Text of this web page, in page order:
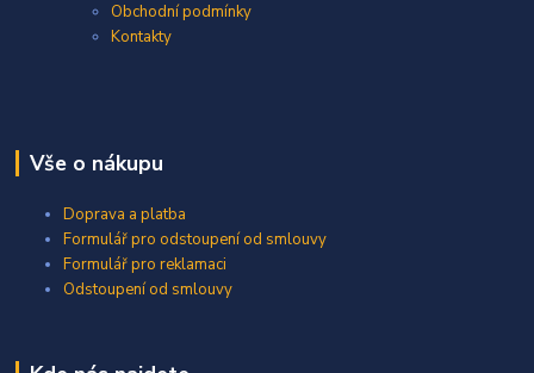
Obchodní podmínky
Kontakty
Vše o nákupu
Doprava a platba
Formulář pro odstoupení od smlouvy
Formulář pro reklamaci
Odstoupení od smlouvy